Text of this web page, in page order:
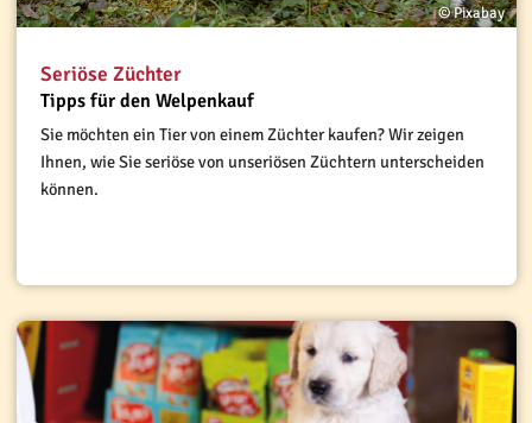
© Pixabay
Seriöse Züchter
Tipps für den Welpenkauf
Sie möchten ein Tier von einem Züchter kaufen? Wir zeigen
Ihnen, wie Sie seriöse von unseriösen Züchtern unterscheiden
können.